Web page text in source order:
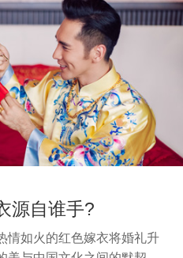
源自谁手?
情如火的红色嫁衣将婚礼升